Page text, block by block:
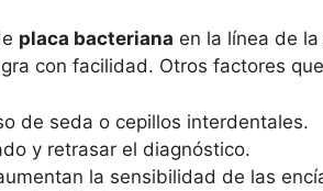
placa bacteriana en la línea de
con facilidad. Otros factores
de seda o cepillos interdentales.
y retrasar el diagnóstico.
la sensibilidad de las